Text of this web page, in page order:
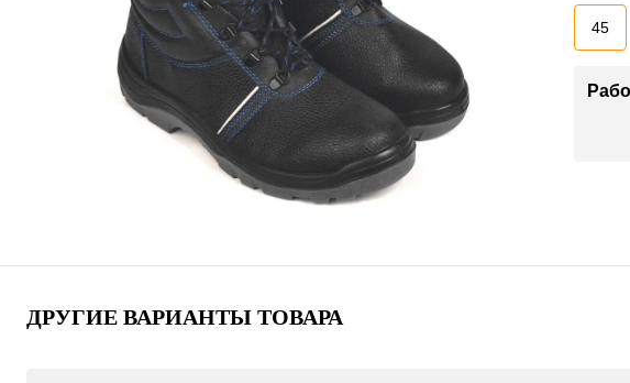
45
ДРУГИЕ ВАРИАНТЫ ТОВАРА